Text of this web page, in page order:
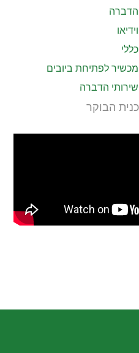
הדברה
וידיאו
כללי
מכשיר לפתיחת ביובים
שירותי הדברה